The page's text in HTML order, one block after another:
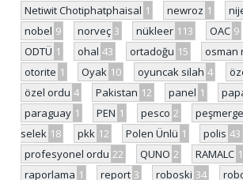
Netiwit Chotiphatphaisal 1 newroz 1
nobel 9 norveç 3 nükleer 113 OAC 9
ODTÜ 1 ohal 43 ortadoğu 15 osman
otorite 1 Oyak 10 oyuncak silah 4
özel ordu 4 Pakistan 12 panel 1
paraguay 1 PEN 1 pesco 2 peşmerge
selek 18 pkk 12 Polen Ünlü 1 polis 43
profesyonel ordu 22 QUNO 2 RAMALC 1
raporlama 1 report 3 roboski 34